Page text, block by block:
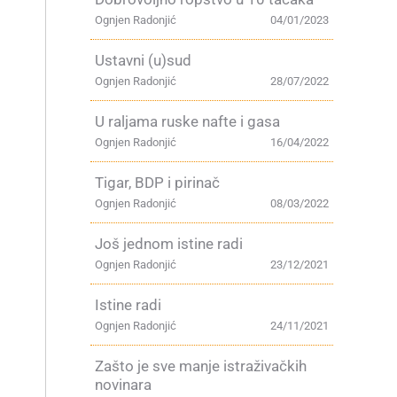
04/01/2023
Ognjen Radonjić
Ustavni (u)sud
28/07/2022
Ognjen Radonjić
U raljama ruske nafte i gasa
16/04/2022
Ognjen Radonjić
Tigar, BDP i pirinač
08/03/2022
Ognjen Radonjić
Još jednom istine radi
23/12/2021
Ognjen Radonjić
Istine radi
24/11/2021
Ognjen Radonjić
Zašto je sve manje istraživačkih
novinara